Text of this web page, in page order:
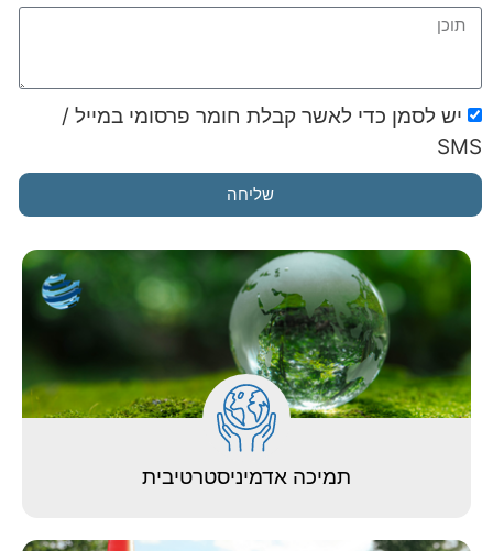
יש לסמן כדי לאשר קבלת חומר פרסומי במייל /
SMS
שליחה
תמיכה אדמיניסטרטיבית